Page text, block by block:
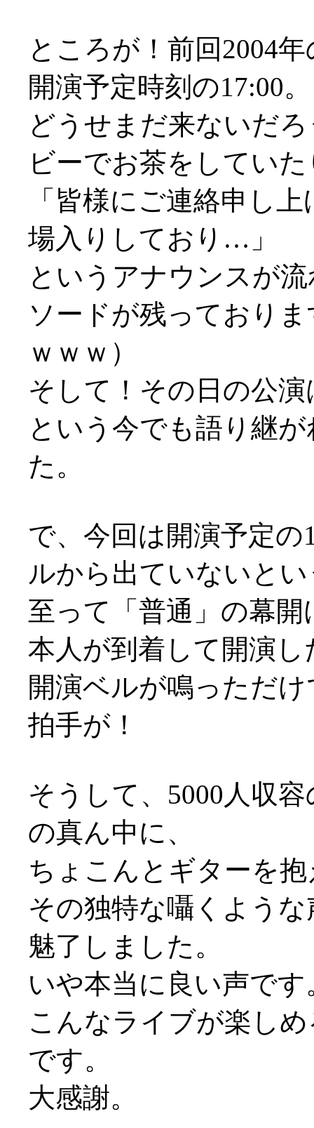
ところが！前回2004
開演予定時刻の17:00。
どうせまだ来ないだ
ビーでお茶をしてい
「皆様にご連絡申し
場入りしており…」
というアナウンスが
ソードが残っており
ｗｗｗ）
そして！その日の公
という今でも語り継
た。
で、今回は開演予定
ルから出ていないと
至って「普通」の幕開
本人が到着して開演し
開演ベルが鳴っただ
拍手が！
そうして、5000人収
の真ん中に、
ちょこんとギターを
その独特な囁くよう
魅了しました。
いや本当に良い声です
こんなライブが楽し
です。
大感謝。